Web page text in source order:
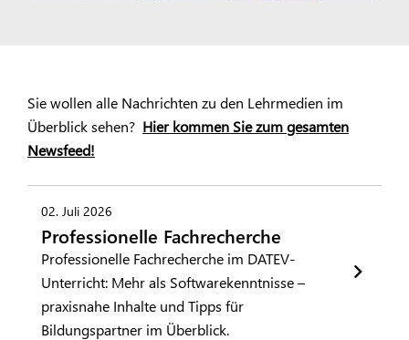
Sie wollen alle Nachrichten zu den Lehrmedien im
Überblick sehen? Hier kommen Sie zum gesamten
Newsfeed!
02. Juli 2026
Professionelle Fachrecherche
Professionelle Fachrecherche im DATEV-
Unterricht: Mehr als Softwarekenntnisse –
praxisnahe Inhalte und Tipps für
Bildungspartner im Überblick.